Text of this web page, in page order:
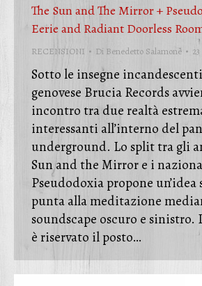
The Sun and The Mirror +
Eerie and Radiant Doorless
RECENSIONI Di Benedetto Salamone
Sotto le insegne
genovese Brucia Records
incontro tra due realtà
interessanti all’interno del
underground. Lo split tra gli
Sun and the Mirror e i
Pseudodoxia propone un’idea
punta alla meditazione
soundscape oscuro e sinistro.
è riservato il posto…